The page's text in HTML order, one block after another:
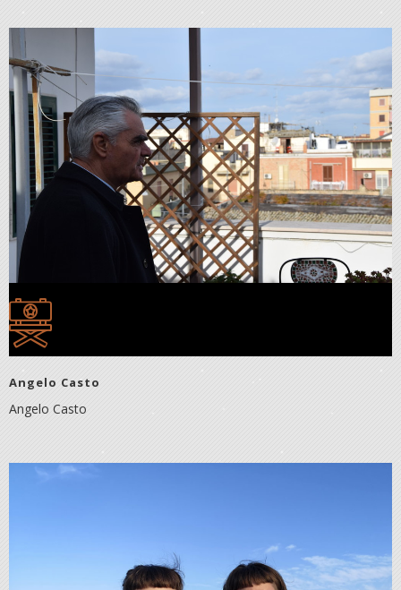
Angelo Casto
Angelo Casto